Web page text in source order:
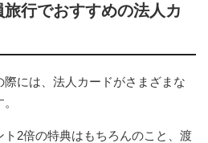
行でおすすめの法人カ
には、法人カードがさまざまな
2倍の特典はもちろんのこと、渡